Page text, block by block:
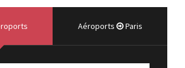
Aéroports Paris